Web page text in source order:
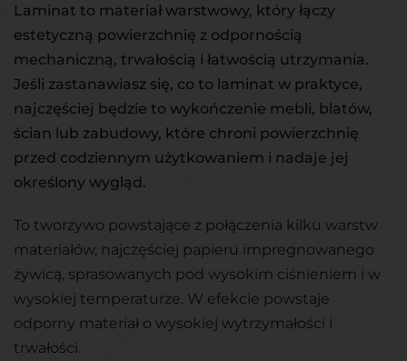
Laminat to materiał warstwowy, który łączy
estetyczną powierzchnię z odpornością
mechaniczną, trwałością i łatwością utrzymania.
Jeśli zastanawiasz się, co to laminat w praktyce,
najczęściej będzie to wykończenie mebli, blatów,
ścian lub zabudowy, które chroni powierzchnię
przed codziennym użytkowaniem i nadaje jej
określony wygląd.
To tworzywo powstające z połączenia kilku warstw
materiałów, najczęściej papieru impregnowanego
żywicą, sprasowanych pod wysokim ciśnieniem i w
wysokiej temperaturze. W efekcie powstaje
odporny materiał o wysokiej wytrzymałości i
trwałości.